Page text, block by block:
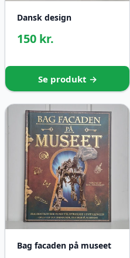
Dansk design
150 kr.
Se produkt →
Bag facaden på museet